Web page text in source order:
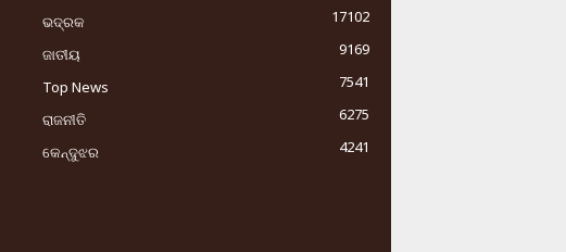
ଭଦ୍ରକ
17102
ଜାତୀୟ
9169
Top News
7541
ରାଜନୀତି
6275
କେନ୍ଦୁଝର
4241